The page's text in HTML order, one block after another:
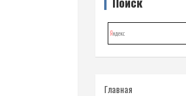
Главная